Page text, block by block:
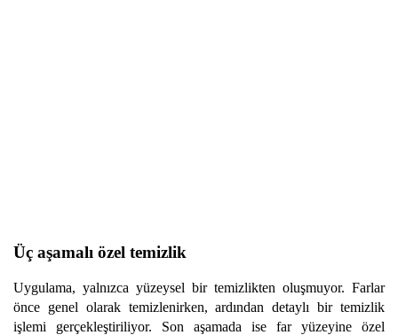
Üç aşamalı özel temizlik
Uygulama, yalnızca yüzeysel bir temizlikten oluşmuyor. Farlar
önce genel olarak temizlenirken, ardından detaylı bir temizlik
işlemi gerçekleştiriliyor. Son aşamada ise far yüzeyine özel